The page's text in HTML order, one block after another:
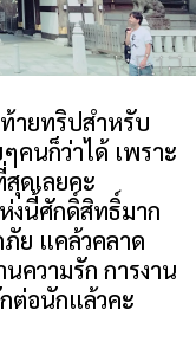
ายทริปสำหรับ
คนก็ว่าได้ เพราะ
ดเลยคะ
งนี้ศักดิ์สิทธิ์มาก
ภัย แคล้วคลาด
ความรัก การงาน
ต่อนักแล้วคะ